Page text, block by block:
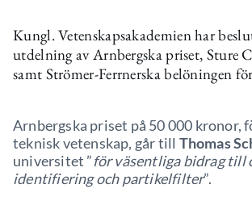
Kungl. Vetenskapsakademien har
utdelning av Arnbergska priset, Sture
samt Strömer-Ferrnerska belöningen
Arnbergska priset på 50 000 kronor,
teknisk vetenskap, går till Thomas
universitet ”för väsentliga bidrag till
identifiering och partikelfilter”.